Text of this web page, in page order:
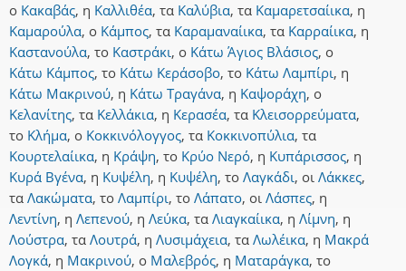
ο Κακαβάς, η Καλλιθέα, τα Καλύβια, τα Καμαρετσαίικα, η
Καμαρούλα, ο Κάμπος, τα Καραμαναίικα, τα Καρραίικα, η
Καστανούλα, το Καστράκι, ο Κάτω Άγιος Βλάσιος, ο
Κάτω Κάμπος, το Κάτω Κεράσοβο, το Κάτω Λαμπίρι, η
Κάτω Μακρινού, η Κάτω Τραγάνα, η Καψοράχη, ο
Κελανίτης, τα Κελλάκια, η Κερασέα, τα Κλεισορρεύματα,
το Κλήμα, ο Κοκκινόλογγος, τα Κοκκινοπύλια, τα
Κουρτελαίικα, η Κράψη, το Κρύο Νερό, η Κυπάρισσος, η
Κυρά Βγένα, η Κυψέλη, η Κυψέλη, το Λαγκάδι, οι Λάκκες,
τα Λακώματα, το Λαμπίρι, το Λάπατο, οι Λάσπες, η
Λεντίνη, η Λεπενού, η Λεύκα, τα Λιαγκαίικα, η Λίμνη, η
Λούστρα, τα Λουτρά, η Λυσιμάχεια, τα Λωλέικα, η Μακρά
Λογκά, η Μακρινού, ο Μαλεβρός, η Ματαράγκα, το